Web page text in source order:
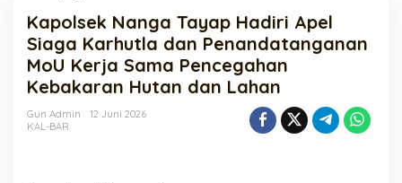
Tayap
Hadiri
Apel
Siaga
Karhutla
Kapolsek Nanga Tayap Hadiri Apel
Siaga Karhutla dan Penandatanganan
MoU Kerja Sama Pencegahan
Kebakaran Hutan dan Lahan
Gun Admin
12 Juni 2026
KAL-BAR